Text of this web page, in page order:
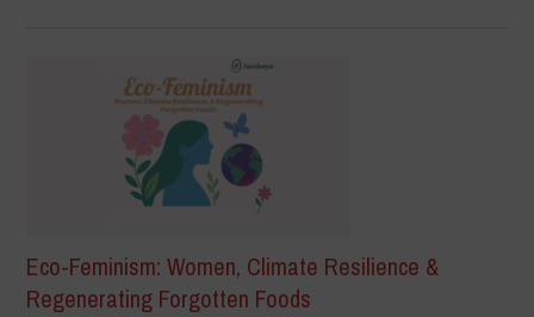
Eco-Feminism: Women, Climate Resilience &
Regenerating Forgotten Foods